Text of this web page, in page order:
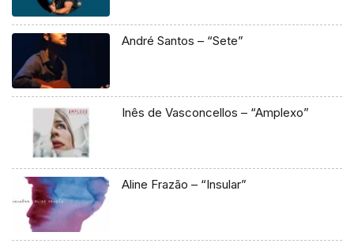
André Santos – “Sete”
Inês de Vasconcellos – “Amplexo”
Aline Frazão – “Insular”